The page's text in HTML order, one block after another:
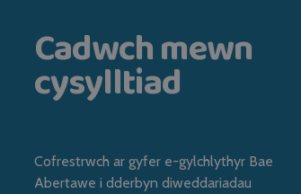
Cadwch mewn
cysylltiad
Cofrestrwch ar gyfer e-gylchlythyr Bae
Abertawe i dderbyn diweddariadau